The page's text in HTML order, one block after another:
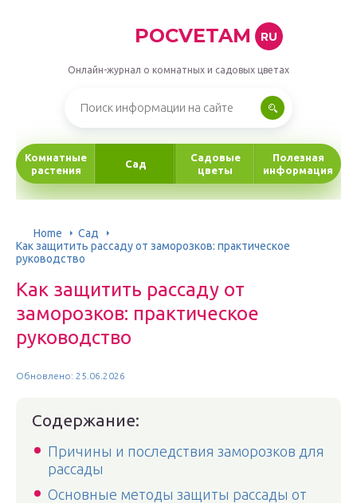
POCVETAM RU
Онлайн-журнал о комнатных и садовых цветах
Комнатные
растения
Сад
Садовые
цветы
Полезная
информация
Home
Сад
Как защитить рассаду от заморозков: практическое
руководство
Как защитить рассаду от
заморозков: практическое
руководство
Обновлено: 25.06.2026
Содержание:
Причины и последствия заморозков для
рассады
Основные методы защиты рассады от